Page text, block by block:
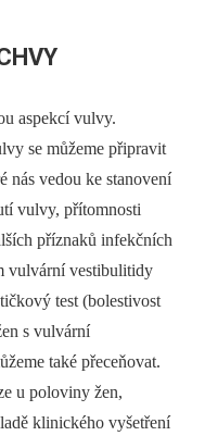
aspekcí vulvy.
se můžeme připravit
nás vedou ke stanovení
vulvy, přítomnosti
příznaků infekčních
vulvární vestibulitidy
test (bolestivost
s vulvární
také přeceňovat.
u poloviny žen,
klinického vyšetření